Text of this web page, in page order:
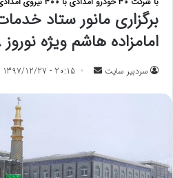
برگزاری مانور ستاد
امامزاده هاشم ویژه نوروز 98
سردبیر سایت
ب
20:15 - 1397/12/27